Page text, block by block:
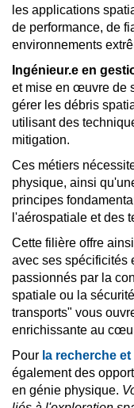
les applications
de performance, de
environnements
Ingénieur.e en
et mise en œuvre de
gérer les débris
utilisant des
mitigation.
Ces métiers
physique, ainsi
principes
l'aérospatiale et des
Cette filière offre
avec ses spécificités
passionnés par la
spatiale ou la
transports" vous
enrichissante au
Pour la recherche
également des
en génie physique.